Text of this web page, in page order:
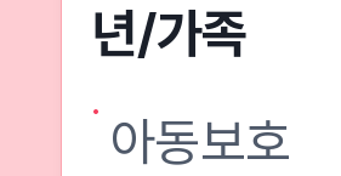
년/가족
아동보호